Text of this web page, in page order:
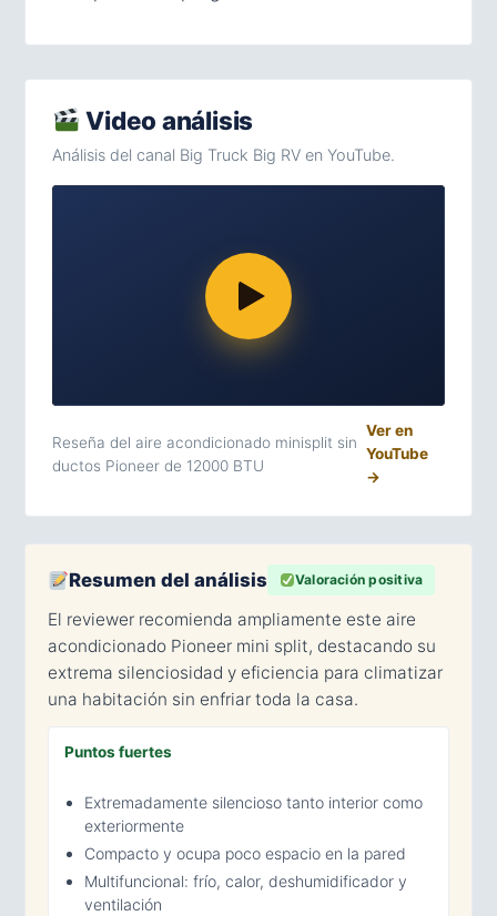
Video análisis
Análisis del canal Big Truck Big RV en YouTube.
Reseña del aire acondicionado minisplit sin
ductos Pioneer de 12000 BTU
Ver en
YouTube
→
Resumen del análisis Valoración positiva
El reviewer recomienda ampliamente este aire
acondicionado Pioneer mini split, destacando su
extrema silenciosidad y eficiencia para climatizar
una habitación sin enfriar toda la casa.
Puntos fuertes
Extremadamente silencioso tanto interior como
exteriormente
Compacto y ocupa poco espacio en la pared
Multifuncional: frío, calor, deshumidificador y
ventilación